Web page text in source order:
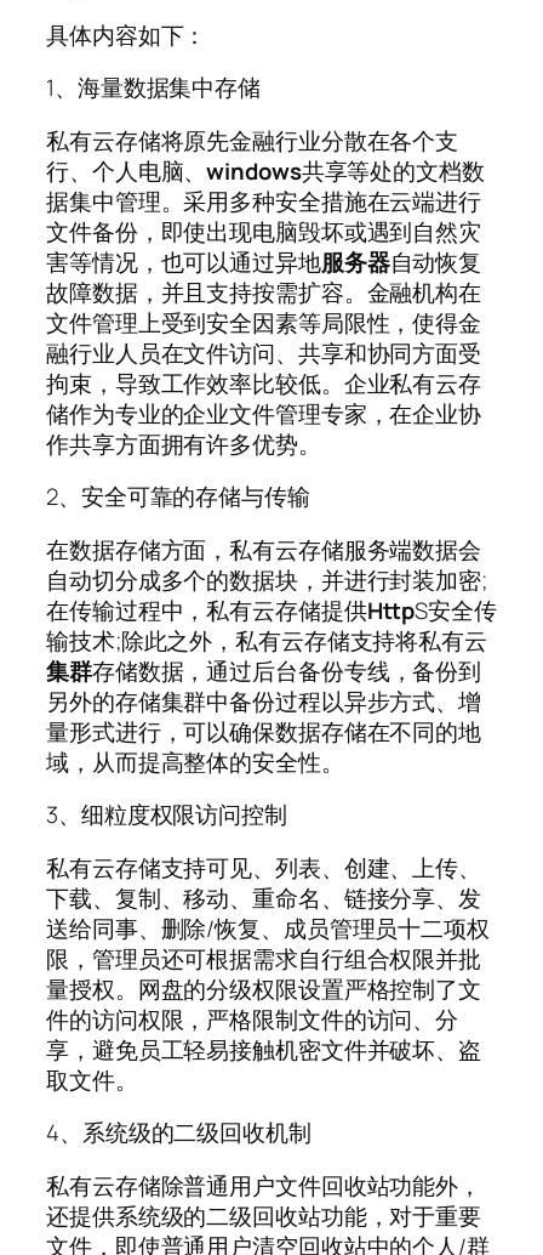
具体内容如下：
1、海量数据集中存储
私有云存储将原先金融行业分散在各个支
行、个人电脑、windows共享等处的文档数
据集中管理。采用多种安全措施在云端进行
文件备份，即使出现电脑毁坏或遇到自然灾
害等情况，也可以通过异地服务器自动恢复
故障数据，并且支持按需扩容。金融机构在
文件管理上受到安全因素等局限性，使得金
融行业人员在文件访问、共享和协同方面受
拘束，导致工作效率比较低。企业私有云存
储作为专业的企业文件管理专家，在企业协
作共享方面拥有许多优势。
2、安全可靠的存储与传输
在数据存储方面，私有云存储服务端数据会
自动切分成多个的数据块，并进行封装加密;
在传输过程中，私有云存储提供HttpS安全传
输技术;除此之外，私有云存储支持将私有云
集群存储数据，通过后台备份专线，备份到
另外的存储集群中备份过程以异步方式、增
量形式进行，可以确保数据存储在不同的地
域，从而提高整体的安全性。
3、细粒度权限访问控制
私有云存储支持可见、列表、创建、上传、
下载、复制、移动、重命名、链接分享、发
送给同事、删除/恢复、成员管理员十二项权
限，管理员还可根据需求自行组合权限并批
量授权。网盘的分级权限设置严格控制了文
件的访问权限，严格限制文件的访问、分
享，避免员工轻易接触机密文件并破坏、盗
取文件。
4、系统级的二级回收机制
私有云存储除普通用户文件回收站功能外，
还提供系统级的二级回收站功能，对于重要
文件，即使普通用户清空回收站中的个人/群